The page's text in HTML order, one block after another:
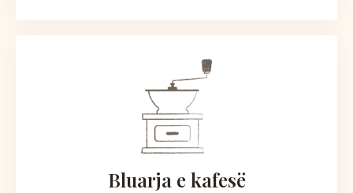
Bluarja e kafesë